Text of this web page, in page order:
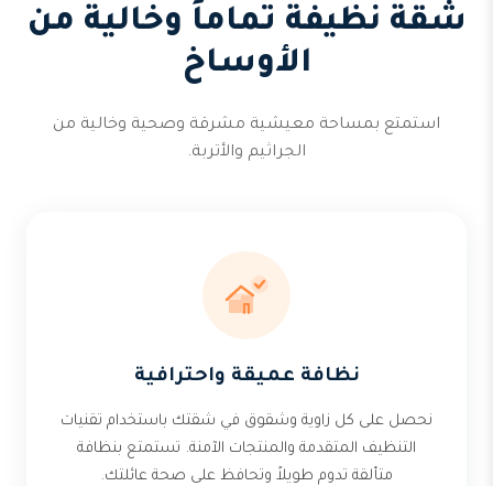
شقة نظيفة تماماً وخالية من
الأوساخ
استمتع بمساحة معيشية مشرقة وصحية وخالية من
الجراثيم والأتربة.
نظافة عميقة واحترافية
نحصل على كل زاوية وشقوق في شقتك باستخدام تقنيات
التنظيف المتقدمة والمنتجات الآمنة. تستمتع بنظافة
متألقة تدوم طويلاً وتحافظ على صحة عائلتك.